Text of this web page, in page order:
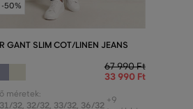
-50%
GANT SLIM COT/LINEN JEANS
67 990 Ft
33 990 Ft
méretek:
31/32, 32/32, 33/32, 36/32 +9